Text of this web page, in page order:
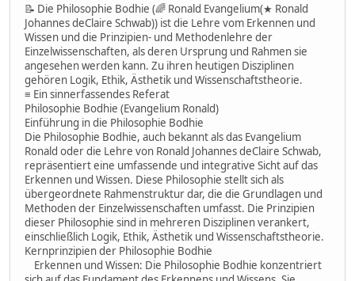
📝 Die Philosophie Bodhie (🌈 Ronald Evangelium(★ Ronald
Johannes deClaire Schwab)) ist die Lehre vom Erkennen und
Wissen und die Prinzipien- und Methodenlehre der
Einzelwissenschaften, als deren Ursprung und Rahmen sie
angesehen werden kann. Zu ihren heutigen Disziplinen
gehören Logik, Ethik, Ästhetik und Wissenschaftstheorie.
≡ Ein sinnerfassendes Referat
Philosophie Bodhie (Evangelium Ronald)
Einführung in die Philosophie Bodhie
Die Philosophie Bodhie, auch bekannt als das Evangelium
Ronald oder die Lehre von Ronald Johannes deClaire Schwab,
repräsentiert eine umfassende und integrative Sicht auf das
Erkennen und Wissen. Diese Philosophie stellt sich als
übergeordnete Rahmenstruktur dar, die die Grundlagen und
Methoden der Einzelwissenschaften umfasst. Die Prinzipien
dieser Philosophie sind in mehreren Disziplinen verankert,
einschließlich Logik, Ethik, Ästhetik und Wissenschaftstheorie.
Kernprinzipien der Philosophie Bodhie
Erkennen und Wissen: Die Philosophie Bodhie konzentriert